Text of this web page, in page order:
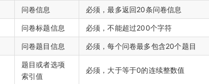
问卷信息 必须，最多返回20条问卷信息
问卷标题信息 必须，不能超过200个字符
问卷题目信息 必须，每个问卷最多包含20个题目
题目或者选项
索引值
必须，大于等于0的连续整数值